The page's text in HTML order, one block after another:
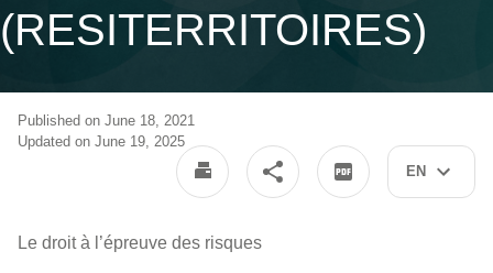
(RESITERRITOIRES)
EN
Published on June 18, 2021
Updated on June 19, 2025
Le droit à l’épreuve des risques